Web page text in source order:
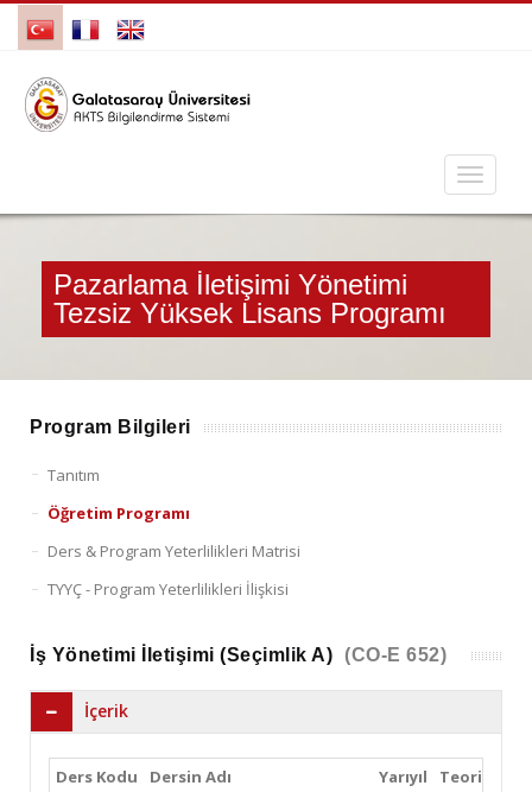
Pazarlama İletişimi Yönetimi
Tezsiz Yüksek Lisans Programı
Program Bilgileri
Tanıtım
Öğretim Programı
Ders & Program Yeterlilikleri Matrisi
TYYÇ - Program Yeterlilikleri İlişkisi
İş Yönetimi İletişimi (Seçimlik A) (CO-E 652)
İçerik
Ders Kodu Dersin Adı Yarıyıl Teori